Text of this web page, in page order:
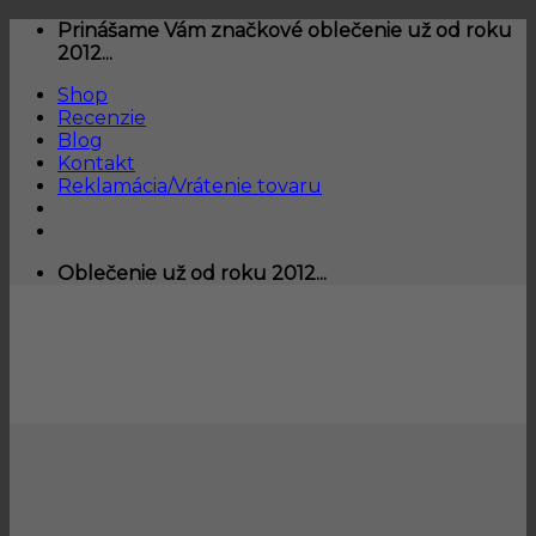
Skip
Prinášame Vám značkové oblečenie už od roku
2012...
Shop
Recenzie
Blog
Kontakt
Reklamácia/Vrátenie tovaru
Oblečenie už od roku 2012...